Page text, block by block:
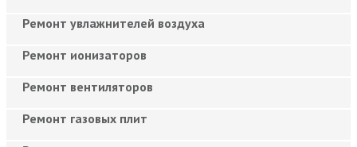
Ремонт увлажнителей воздуха
Ремонт ионизаторов
Ремонт вентиляторов
Ремонт газовых плит